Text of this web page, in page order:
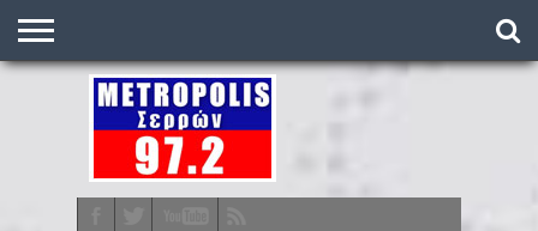
ΣΤΑΘΜΌΣ
METRONEWS
ΠΟΔΌΣΦΑΙΡΟ
ΒΑΘΜΟΛΟΓΊΕΣ
ΠΡΟΓΡΆΜΜΑΤΑ
ΣΤΟΊΧΗΜΑ
ΕΠΙΚΟΙΝΩΝΊΑ